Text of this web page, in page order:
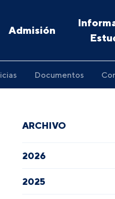
Admisión
Documentos
ARCHIVO
2026
2025